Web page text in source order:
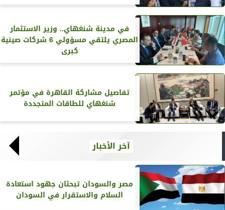
في مدينة شنغهاي.. وزير الاستثمار
المصري يلتقي مسؤولي 6 شركات صينية
كبرى
تفاصيل مشاركة القاهرة في مؤتمر
شنغهاي للطاقات المتجددة
آخر الأخبار
مصر والسودان تبحثان جهود استعادة
السلام والاستقرار في السودان